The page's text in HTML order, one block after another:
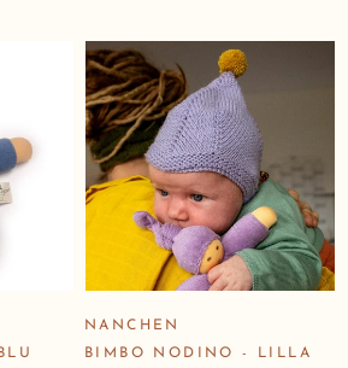
NANCHEN
BIMBO NODINO - LILLA